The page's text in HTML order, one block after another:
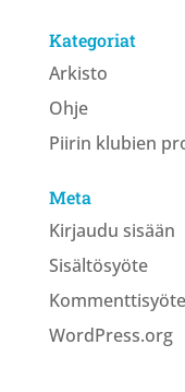
Kategoriat
Arkisto
Ohje
Piirin klubien
Meta
Kirjaudu sisään
Sisältösyöte
Kommenttisyöte
WordPress.org